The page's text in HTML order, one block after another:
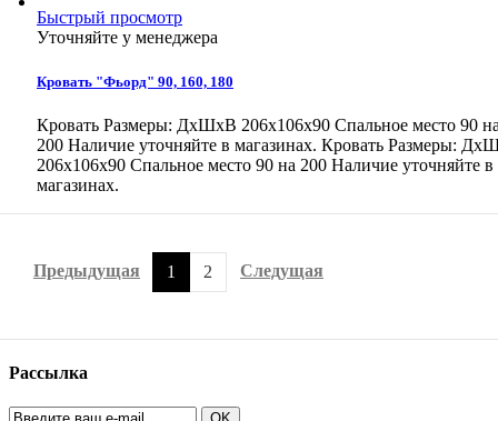
Быстрый просмотр
Уточняйте у менеджера
Кровать "Фьорд" 90, 160, 180
Кровать Размеры: ДхШхВ 206x106х90 Спальное место 90
200 Наличие уточняйте в магазинах. Кровать Размеры:
206x106х90 Спальное место 90 на 200 Наличие уточняйте в
магазинах.
Предыдущая 1 2 Следущая
Рассылка